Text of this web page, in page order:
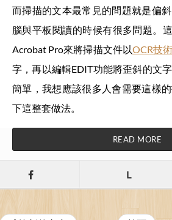
而掃描的文本最常見的問題就是偏
腦與平板閱讀的時候有很多問題。
Acrobat Pro來將掃描文件以OCR技
字，再以編輯EDIT功能將歪斜的文
簡單，我想應該很多人會需要這樣
下這整套做法。
READ MORE
L